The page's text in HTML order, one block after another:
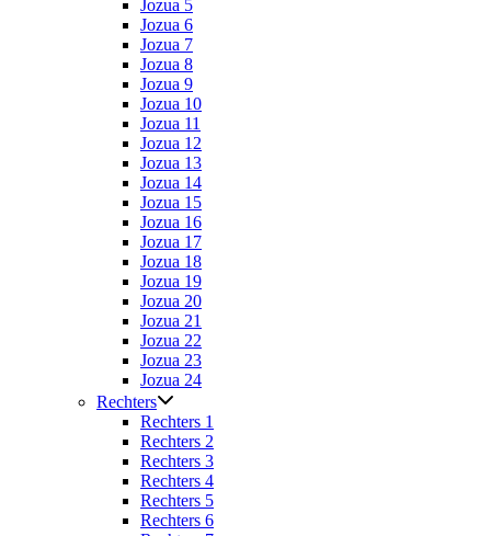
Jozua 5
Jozua 6
Jozua 7
Jozua 8
Jozua 9
Jozua 10
Jozua 11
Jozua 12
Jozua 13
Jozua 14
Jozua 15
Jozua 16
Jozua 17
Jozua 18
Jozua 19
Jozua 20
Jozua 21
Jozua 22
Jozua 23
Jozua 24
Rechters
Rechters 1
Rechters 2
Rechters 3
Rechters 4
Rechters 5
Rechters 6